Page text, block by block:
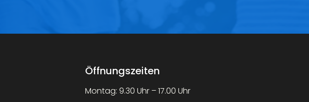
Öffnungszeiten
Montag: 9.30 Uhr – 17.00 Uhr